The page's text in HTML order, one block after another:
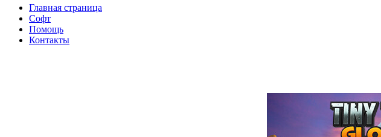
Главная страница
Софт
Помощь
Контакты